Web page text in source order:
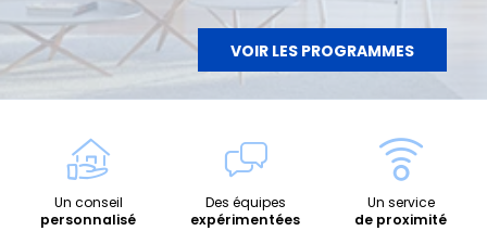
VOIR LES PROGRAMMES
Un conseil
personnalisé
Des équipes
expérimentées
Un service
de proximité